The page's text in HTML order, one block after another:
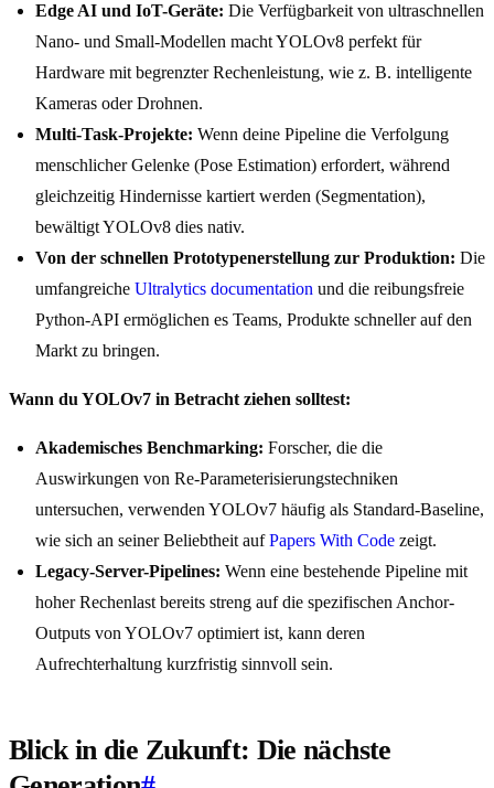
Edge AI und IoT-Geräte: Die Verfügbarkeit von ultraschnellen
Nano- und Small-Modellen macht YOLOv8 perfekt für
Hardware mit begrenzter Rechenleistung, wie z. B. intelligente
Kameras oder Drohnen.
Multi-Task-Projekte: Wenn deine Pipeline die Verfolgung
menschlicher Gelenke (Pose Estimation) erfordert, während
gleichzeitig Hindernisse kartiert werden (Segmentation),
bewältigt YOLOv8 dies nativ.
Von der schnellen Prototypenerstellung zur Produktion: Die
umfangreiche Ultralytics documentation und die reibungsfreie
Python-API ermöglichen es Teams, Produkte schneller auf den
Markt zu bringen.
Wann du YOLOv7 in Betracht ziehen solltest:
Akademisches Benchmarking: Forscher, die die
Auswirkungen von Re-Parameterisierungstechniken
untersuchen, verwenden YOLOv7 häufig als Standard-Baseline,
wie sich an seiner Beliebtheit aufPapers With Code zeigt.
Legacy-Server-Pipelines: Wenn eine bestehende Pipeline mit
hoher Rechenlast bereits streng auf die spezifischen Anchor-
Outputs von YOLOv7 optimiert ist, kann deren
Aufrechterhaltung kurzfristig sinnvoll sein.
Blick in die Zukunft: Die nächste